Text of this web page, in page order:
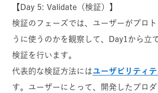
【Day 5: Validate（検証）】
検証のフェーズでは、ユーザーがプロ
うに使うのかを観察して、Day1から立
検証を行います。
代表的な検証方法にはユーザビリティテ
す。 ユーザーにとって、開発したプロ